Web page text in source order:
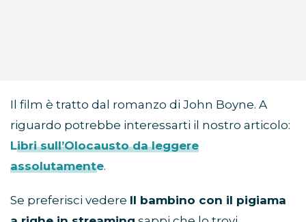
Il film è tratto dal romanzo di John Boyne. A
riguardo potrebbe interessarti il nostro articolo:
Libri sull’Olocausto da leggere
assolutamente.
Se preferisci vedere Il bambino con il pigiama